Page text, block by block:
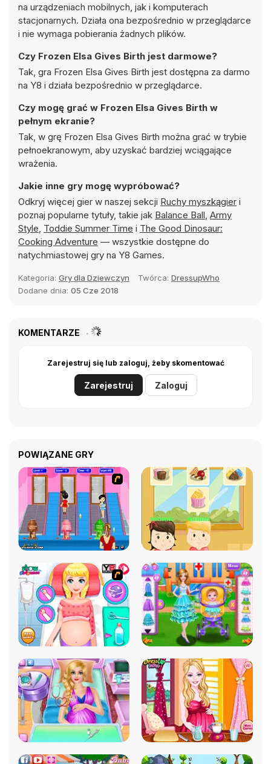
na urządzeniach mobilnych, jak i komputerach
stacjonarnych. Działa ona bezpośrednio w przeglądarce
i nie wymaga pobierania żadnych plików.
Czy Frozen Elsa Gives Birth jest darmowe?
Tak, gra Frozen Elsa Gives Birth jest dostępna za darmo
na Y8 i działa bezpośrednio w przeglądarce.
Czy mogę grać w Frozen Elsa Gives Birth w
pełnym ekranie?
Tak, w grę Frozen Elsa Gives Birth można grać w trybie
pełnoekranowym, aby uzyskać bardziej wciągające
wrażenia.
Jakie inne gry mogę wypróbować?
Odkryj więcej gier w naszej sekcji Ruchy myszkągier i
poznaj popularne tytuły, takie jak Balance Ball, Army
Style, Toddie Summer Time i The Good Dinosaur:
Cooking Adventure — wszystkie dostępne do
natychmiastowej gry na Y8 Games.
Kategoria: Gry dla Dziewczyn Twórca: DressupWho
Dodane dnia: 05 Cze 2018
KOMENTARZE
Zarejestruj się lub zaloguj, żeby skomentować
Zarejestruj Zaloguj
POWIĄZANE GRY